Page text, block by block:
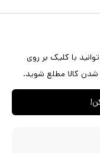
با کلیک بر روی
کالا مطلع شوید.